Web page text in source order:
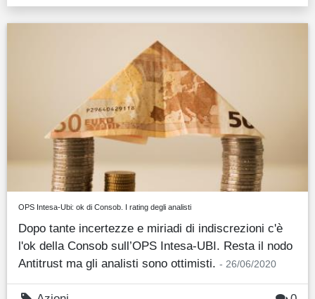
Altro
OPS Intesa-Ubi: ok di Consob. I rating degli analisti
Dopo tante incertezze e miriadi di indiscrezioni c'è
l'ok della Consob sull’OPS Intesa-UBI. Resta il nodo
Antitrust ma gli analisti sono ottimisti. - 26/06/2020